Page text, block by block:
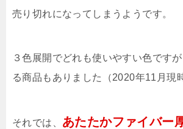
売り切れになってしまうようです。
３色展開でどれも使いやすい色です
る商品もありました（2020年11月現
それでは、 あたたかファイバー